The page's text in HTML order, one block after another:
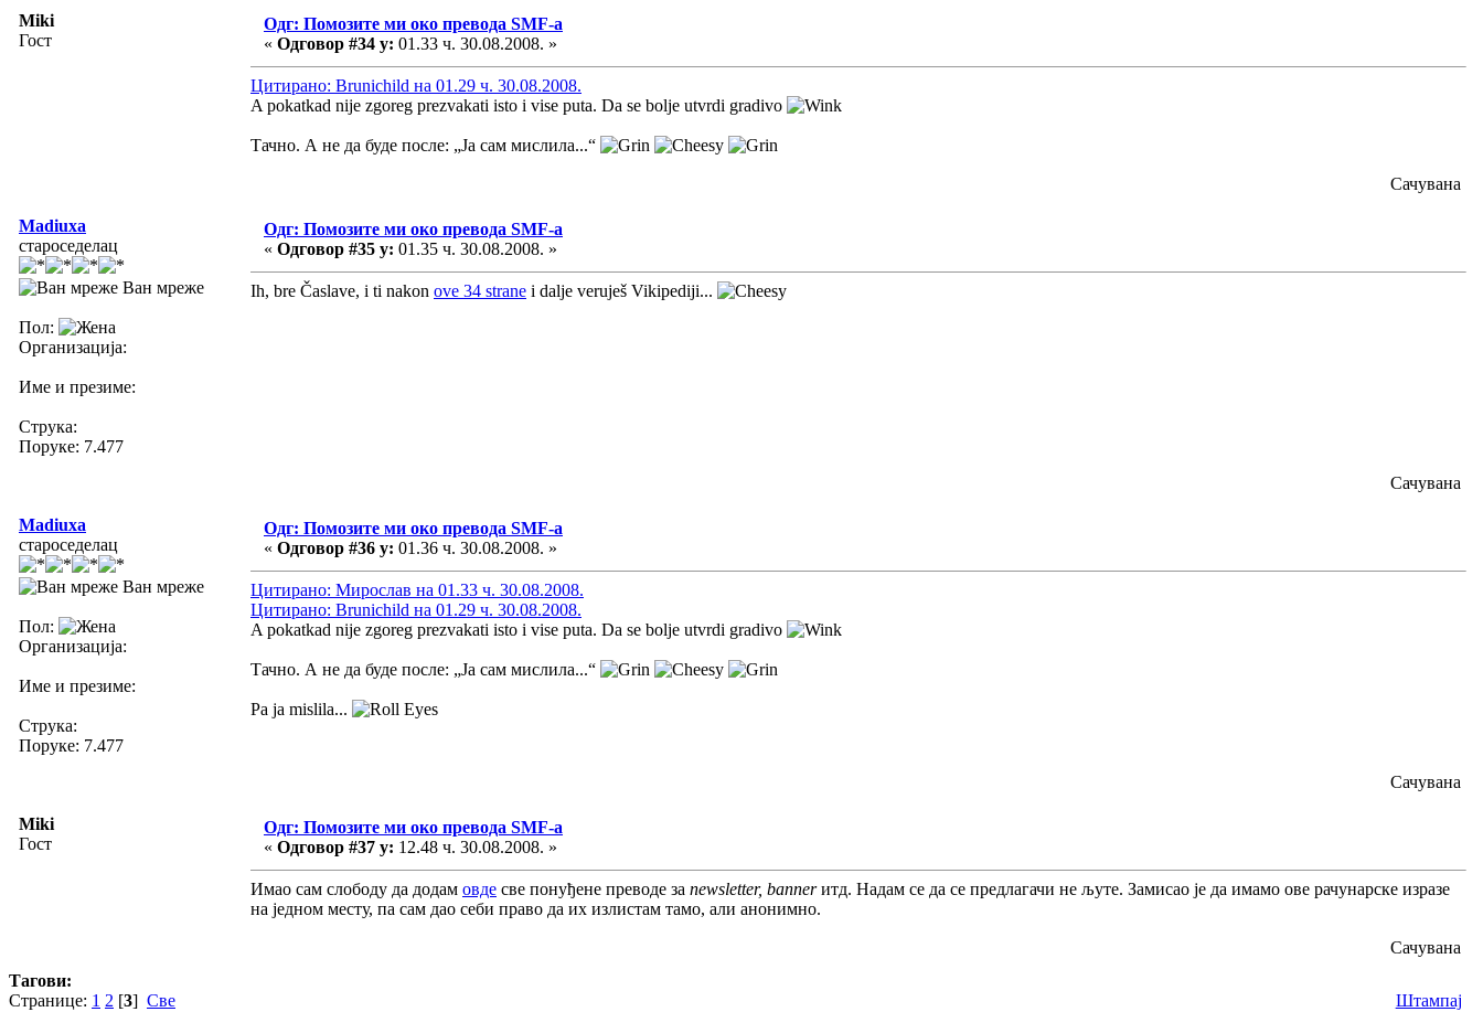
Miki
Гост
Одг: Помозите ми око превода SMF-a
« Одговор #34 у: 01.33 ч. 30.08.2008. »
Цитирано: Brunichild на 01.29 ч. 30.08.2008.
A pokatkad nije zgoreg prezvakati isto i vise puta. Da se bolje utvrdi gradivo
Тачно. А не да буде после: „Ја сам мислила...“
Сачувана
Madiuxa
староседелац
Ван мреже
Пол:
Организација:
Име и презиме:
Струка:
Поруке: 7.477
Одг: Помозите ми око превода SMF-a
« Одговор #35 у: 01.35 ч. 30.08.2008. »
Ih, bre Časlave, i ti nakon ove 34 strane i dalje veruješ Vikipediji...
Сачувана
Madiuxa
староседелац
Ван мреже
Пол:
Организација:
Име и презиме:
Струка:
Поруке: 7.477
Одг: Помозите ми око превода SMF-a
« Одговор #36 у: 01.36 ч. 30.08.2008. »
Цитирано: Мирослав на 01.33 ч. 30.08.2008.
Цитирано: Brunichild на 01.29 ч. 30.08.2008.
A pokatkad nije zgoreg prezvakati isto i vise puta. Da se bolje utvrdi gradivo
Тачно. А не да буде после: „Ја сам мислила...“
Pa ja mislila...
Сачувана
Miki
Гост
Одг: Помозите ми око превода SMF-a
« Одговор #37 у: 12.48 ч. 30.08.2008. »
Имао сам слободу да додам овде све понуђене преводе за newsletter, bannerитд. Надам се да се предлагачи не љуте. Замисао је да имамо ове рачунарске изразе
на једном месту, па сам дао себи право да их излистам тамо, али анонимно.
Сачувана
Тагови:
Странице: 1 2 [3] Све
Штампај